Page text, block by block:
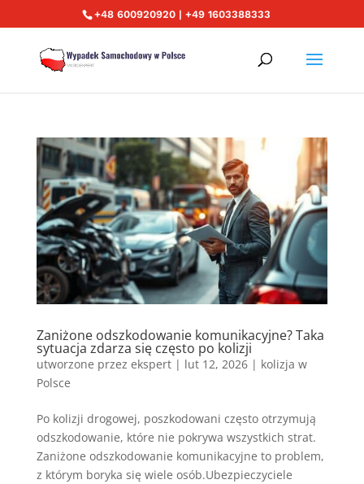
+48 600920920 | +49 1603388333
Zaniżone odszkodowanie komunikacyjne? Taka
sytuacja zdarza się często po kolizji
utworzone przez ekspert| lut 12, 2026| kolizja w
Polsce
Po kolizji drogowej, poszkodowani często otrzymują
odszkodowanie, które nie pokrywa wszystkich strat.
Zaniżone odszkodowanie komunikacyjne to problem,
z którym boryka się wiele osób.Ubezpieczyciele